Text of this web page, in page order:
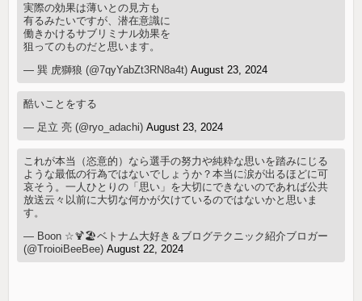
実際の効果は薄いとの見方も
有るみたいですが、潜在意識に
働きかけるサブリミナル効果を
狙ってのものだと思います。
— 巽 虎獅狼 (@7qyYabZt3RN8a4t)August 23, 2024
酷いことをする
— 足立 亮 (@ryo_adachi)August 23, 2024
これが本当（恣意的）なら選手の努力や純粋な思いを踏みにじる
ような最低の行為ではないでしょうか？本当に涙が出るほどに可
哀そう。一人ひとりの「思い」を大切にできないのであれば公共
放送云々以前に大切な何かが欠けているのではないかと思いま
す。
— Boon ☆🍹🏖️ベトナム大好き＆ブログテクニック紹介ブロガー
(@TroioiBeeBee)August 22, 2024